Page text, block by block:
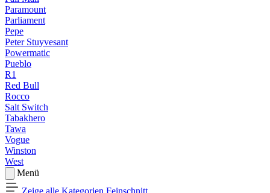
Paramount
Parliament
Pepe
Peter Stuyvesant
Powermatic
Pueblo
R1
Red Bull
Rocco
Salt Switch
Tabakhero
Tawa
Vogue
Winston
West
Menü
Zeige alle Kategorien Feinschnitt